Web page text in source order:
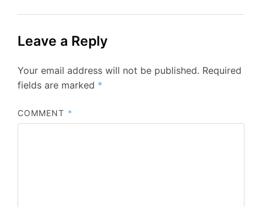
Leave a Reply
Your email address will not be published. Required
fields are marked *
COMMENT *